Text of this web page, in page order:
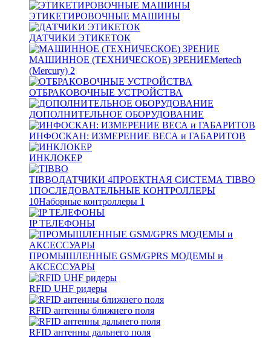
ЭТИКЕТИРОВОЧНЫЕ МАШИНЫ
ДАТЧИКИ ЭТИКЕТОК
МАШИННОЕ (ТЕХНИЧЕСКОЕ) ЗРЕНИЕMertech
(Mercury) 2
ОТБРАКОВОЧНЫЕ УСТРОЙСТВА
ДОПОЛНИТЕЛЬНОЕ ОБОРУДОВАНИЕ
ИНФОСКАН: ИЗМЕРЕНИЕ ВЕСА и ГАБАРИТОВ
ИНКЛОКЕР
TIBBOДАТЧИКИ 4ПРОЕКТНАЯ СИСТЕМА TIBBO
1ПОСЛЕДОВАТЕЛЬНЫЕ КОНТРОЛЛЕРЫ
10Наборные контроллеры 1
IP ТЕЛЕФОНЫ
ПРОМЫШЛЕННЫЕ GSM/GPRS МОДЕМЫ и
АКСЕССУАРЫ
RFID UHF ридеры
RFID антенны ближнего поля
RFID антенны дальнего поля